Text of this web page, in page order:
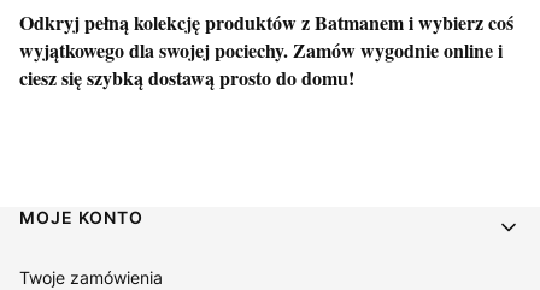
Odkryj pełną kolekcję produktów z Batmanem i wybierz coś
wyjątkowego dla swojej pociechy. Zamów wygodnie online i
ciesz się szybką dostawą prosto do domu!
Linki w stopce
MOJE KONTO
Twoje zamówienia